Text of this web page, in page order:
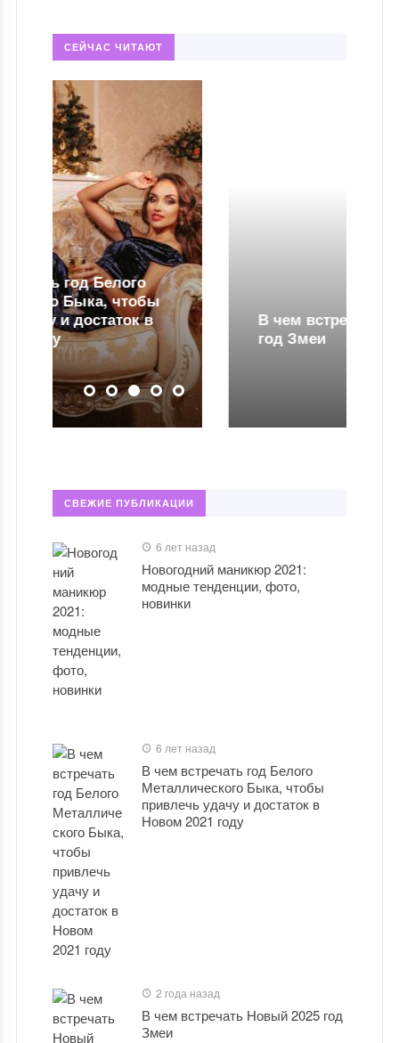
СЕЙЧАС ЧИТАЮТ
В чем встречать Новый 2025
год Змеи
СВЕЖИЕ ПУБЛИКАЦИИ
6 лет назад
Новогодний маникюр 2021:
модные тенденции, фото,
новинки
6 лет назад
В чем встречать год Белого
Металлического Быка, чтобы
привлечь удачу и достаток в
Новом 2021 году
2 года назад
В чем встречать Новый 2025 год
Змеи